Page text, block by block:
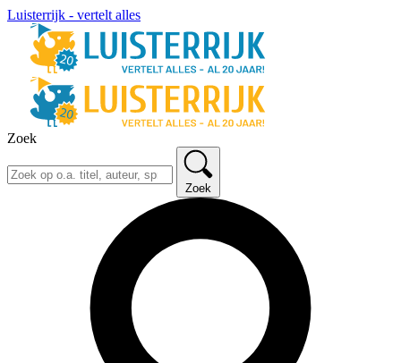
Luisterrijk - vertelt alles
Zoek
Zoek